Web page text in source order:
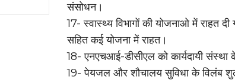
संसोधन।
17- स्वास्थ्य विभागों की योजनाओ में राहत
सहित कई योजना में राहत।
18- एनएचआई-डीसीएल को कार्यदायी संस्था
19- पेयजल और शौचालय सुविधा के विलंब